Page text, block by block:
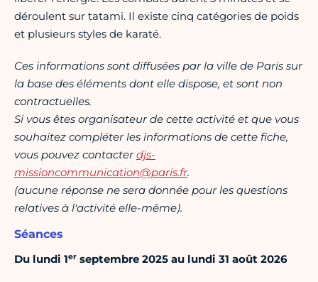
déroulent sur tatami. Il existe cinq catégories de poids
et plusieurs styles de karaté.
Ces informations sont diffusées par la ville de Paris sur
la base des éléments dont elle dispose, et sont non
contractuelles.
Si vous êtes organisateur de cette activité et que vous
souhaitez compléter les informations de cette fiche,
vous pouvez contacterdjs-
missioncommunication@paris.fr.
(aucune réponse ne sera donnée pour les questions
relatives à l'activité elle-même).
Séances
Du lundi 1er septembre 2025 au lundi 31 août 2026